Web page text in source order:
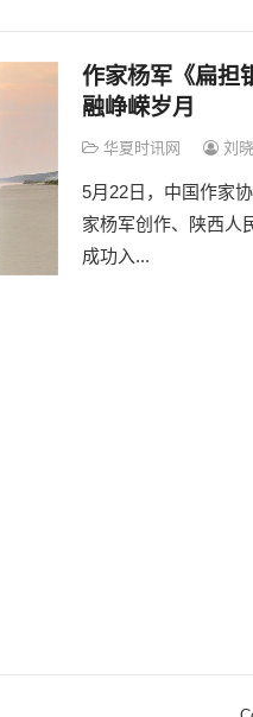
作家杨军《扁担
融峥嵘岁月
华夏时讯网 刘
5月22日，中国作家
家杨军创作、陕西人
成功入...